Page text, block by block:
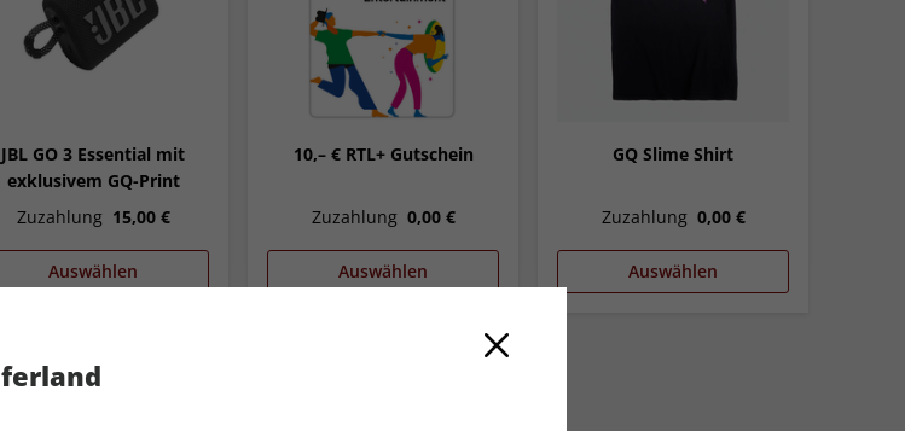
JBL GO 3 Essential mit
exklusivem GQ-Print
Zuzahlung 15,00 €
Auswählen
10,– € RTL+ Gutschein
Zuzahlung 0,00 €
Auswählen
GQ Slime Shirt
Zuzahlung 0,00 €
Auswählen
1 von 5 Prämien